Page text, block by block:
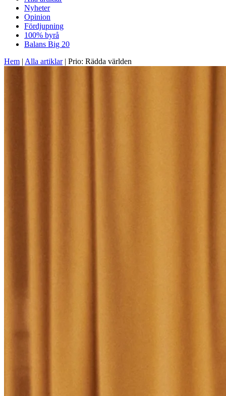
Nyheter
Opinion
Fördjupning
100% byrå
Balans Big 20
Hem | Alla artiklar| Prio: Rädda världen